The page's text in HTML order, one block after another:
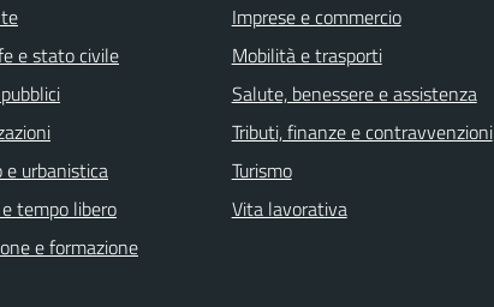
e stato civile
e urbanistica
tempo libero
e formazione
Imprese e commercio
Mobilità e trasporti
Salute, benessere e assistenza
Tributi, finanze e contravvenzioni
Turismo
Vita lavorativa